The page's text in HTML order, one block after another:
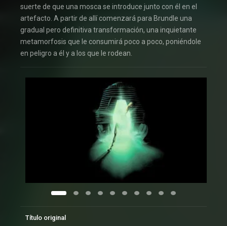
suerte de que una mosca se introduce junto con él en el
artefacto. A partir de allí comenzará para Brundle una
gradual pero definitiva transformación, una inquietante
metamorfosis que le consumirá poco a poco, poniéndole
en peligro a él y a los que le rodean.
Título original